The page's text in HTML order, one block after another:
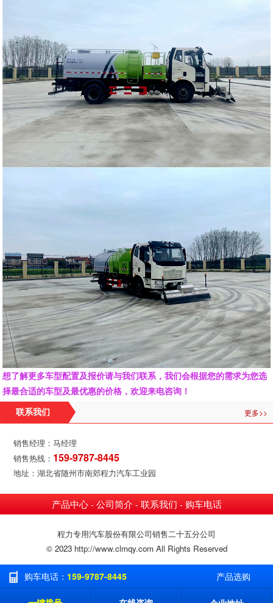
想了解更多车型配置及报价请与我们联系，我们会根据您的需求为您选
择最合适的车型及最优惠的价格，欢迎来电咨询！
联系我们 更多>>
销售经理：马经理
销售热线： 159-9787-8445
地址：湖北省随州市南郊程力汽车工业园
产品中心- 公司简介 - 联系我们 - 购车电话
程力专用汽车股份有限公司销售二十五分公司
© 2023 http://www.clmqy.com All Rights Reserved
购车电话： 159-9787-8445 产品选购